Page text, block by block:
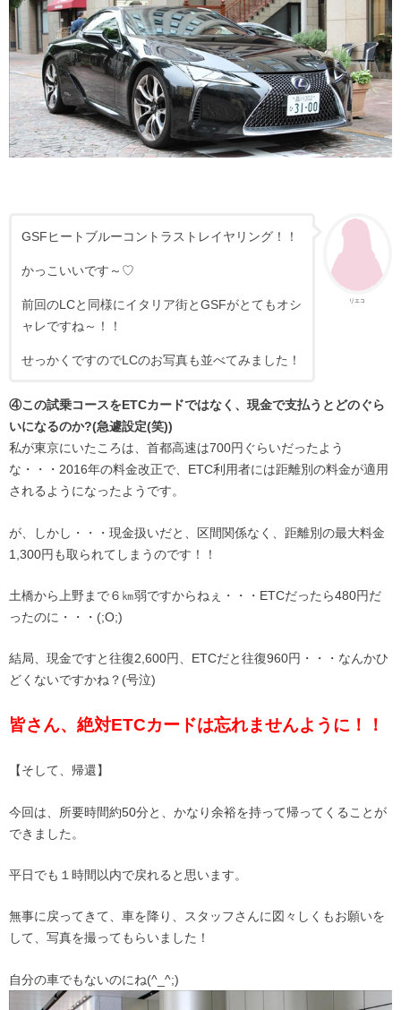
リエコ
GSFヒートブルーコントラストレイヤリング！！
かっこいいです～♡
前回のLCと同様にイタリア街とGSFがとてもオシ
ャレですね～！！
せっかくですのでLCのお写真も並べてみました！
④この試乗コースをETCカードではなく、現金で支払うとどのぐら
いになるのか?(急遽設定(笑))
私が東京にいたころは、首都高速は700円ぐらいだったよう
な・・・2016年の料金改正で、ETC利用者には距離別の料金が適用
されるようになったようです。
が、しかし・・・現金扱いだと、区間関係なく、距離別の最大料金
1,300円も取られてしまうのです！！
土橋から上野まで６㎞弱ですからねぇ・・・ETCだったら480円だ
ったのに・・・(;O;)
結局、現金ですと往復2,600円、ETCだと往復960円・・・なんかひ
どくないですかね？(号泣)
皆さん、絶対ETCカードは忘れませんように！！
【そして、帰還】
今回は、所要時間約50分と、かなり余裕を持って帰ってくることが
できました。
平日でも１時間以内で戻れると思います。
無事に戻ってきて、車を降り、スタッフさんに図々しくもお願いを
して、写真を撮ってもらいました！
自分の車でもないのにね(^_^;)